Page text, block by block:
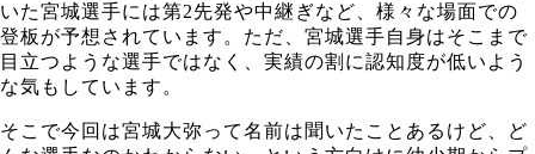
いた宮城選手には第2先発や中継ぎなど、様々な場面での
登板が予想されています。ただ、宮城選手自身はそこまで
目立つような選手ではなく、実績の割に認知度が低いよう
な気もしています。
そこで今回は宮城大弥って名前は聞いたことあるけど、ど